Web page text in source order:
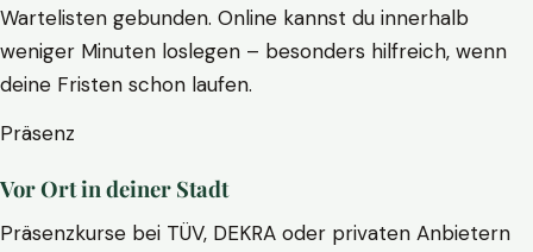
Wartelisten gebunden. Online kannst du innerhalb
weniger Minuten loslegen – besonders hilfreich, wenn
deine Fristen schon laufen.
Präsenz
Vor Ort in deiner Stadt
Präsenzkurse bei TÜV, DEKRA oder privaten Anbietern